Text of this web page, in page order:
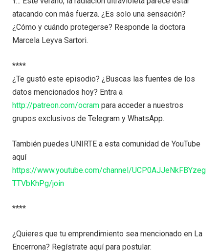
atacando con más fuerza. ¿Es solo una sensación?
¿Cómo y cuándo protegerse? Responde la doctora
Marcela Leyva Sartori.
****
¿Te gustó este episodio? ¿Buscas las fuentes de los
datos mencionados hoy? Entra a
http://patreon.com/ocram para acceder a nuestros
grupos exclusivos de Telegram y WhatsApp.
También puedes UNIRTE a esta comunidad de YouTube
aquí
https://www.youtube.com/channel/UCP0AJJeNkFBYzeg
TTVbKhPg/join
****
¿Quieres que tu emprendimiento sea mencionado en La
Encerrona? Regístrate aquí para postular: